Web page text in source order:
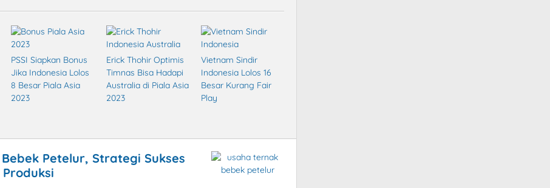
PSSI Siapkan Bonus
Jika Indonesia Lolos
8 Besar Piala Asia
2023
Erick Thohir Optimis
Timnas Bisa Hadapi
Australia di Piala Asia
2023
Vietnam Sindir
Indonesia Lolos 16
Besar Kurang Fair
Play
Petelur, Strategi Sukses